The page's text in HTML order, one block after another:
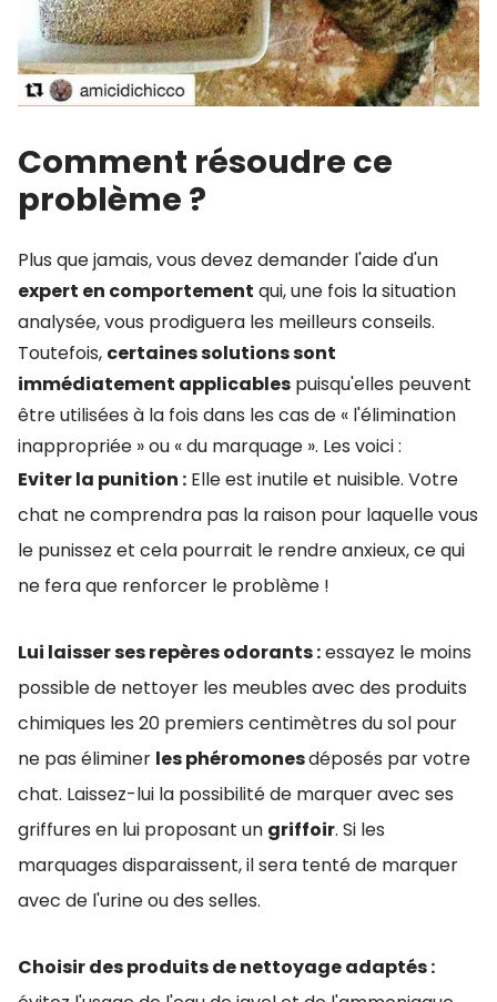
Comment résoudre ce
problème ?
Plus que jamais, vous devez demander l'aide d'un
expert en comportement qui, une fois la situation
analysée, vous prodiguera les meilleurs conseils.
Toutefois, certaines solutions sont
immédiatement applicables puisqu'elles peuvent
être utilisées à la fois dans les cas de « l'élimination
inappropriée » ou « du marquage ». Les voici :
Eviter la punition : Elle est inutile et nuisible. Votre
chat ne comprendra pas la raison pour laquelle vous
le punissez et cela pourrait le rendre anxieux, ce qui
ne fera que renforcer le problème !
Lui laisser ses repères odorants :essayez le moins
possible de nettoyer les meubles avec des produits
chimiques les 20 premiers centimètres du sol pour
ne pas éliminer les phéromonesdéposés par votre
chat. Laissez-lui la possibilité de marquer avec ses
griffures en lui proposant un griffoir. Si les
marquages disparaissent, il sera tenté de marquer
avec de l'urine ou des selles.
Choisir des produits de nettoyage adaptés :